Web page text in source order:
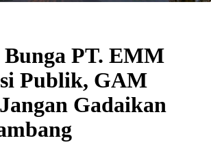
PT. EMM
Publik, GAM
Gadaikan